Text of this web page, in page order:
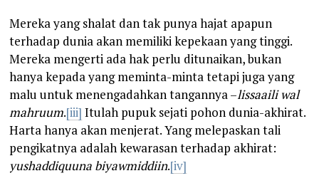
Mereka yang shalat dan tak punya hajat apapun
terhadap dunia akan memiliki kepekaan yang tinggi.
Mereka mengerti ada hak perlu ditunaikan, bukan
hanya kepada yang meminta-minta tetapi juga yang
malu untuk menengadahkan tangannya –lissaaili wal
mahruum.[iii] Itulah pupuk sejati pohon dunia-akhirat.
Harta hanya akan menjerat. Yang melepaskan tali
pengikatnya adalah kewarasan terhadap akhirat:
yushaddiquuna biyawmiddiin.[iv]